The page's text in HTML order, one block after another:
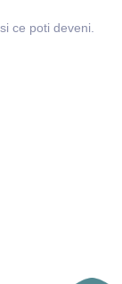
ce poti deveni.